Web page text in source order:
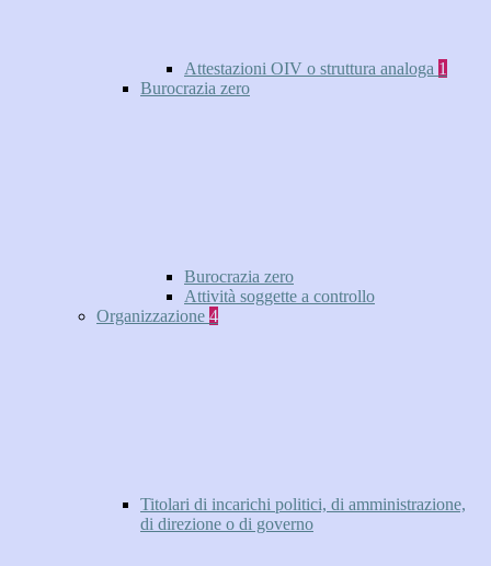
Attestazioni OIV o struttura analoga 1
Burocrazia zero
Burocrazia zero
Attività soggette a controllo
Organizzazione 4
Titolari di incarichi politici, di amministrazione,
di direzione o di governo